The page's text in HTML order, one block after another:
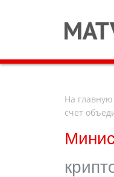
На главную
счет